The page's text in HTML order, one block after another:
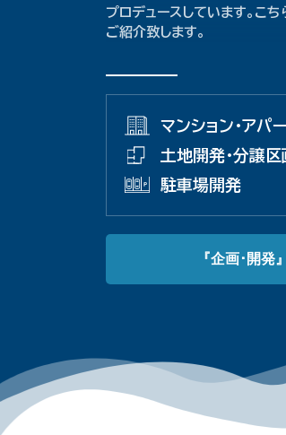
プロデュースしています。こ
ご紹介致します。
マンション･アパ
土地開発･分譲区
駐車場開発
『企画･開発